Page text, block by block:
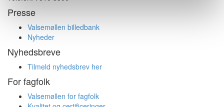
Presse
Valsemøllen billedbank
Nyheder
Nyhedsbreve
Tilmeld nyhedsbrev her
For fagfolk
Valsemøllen for fagfolk